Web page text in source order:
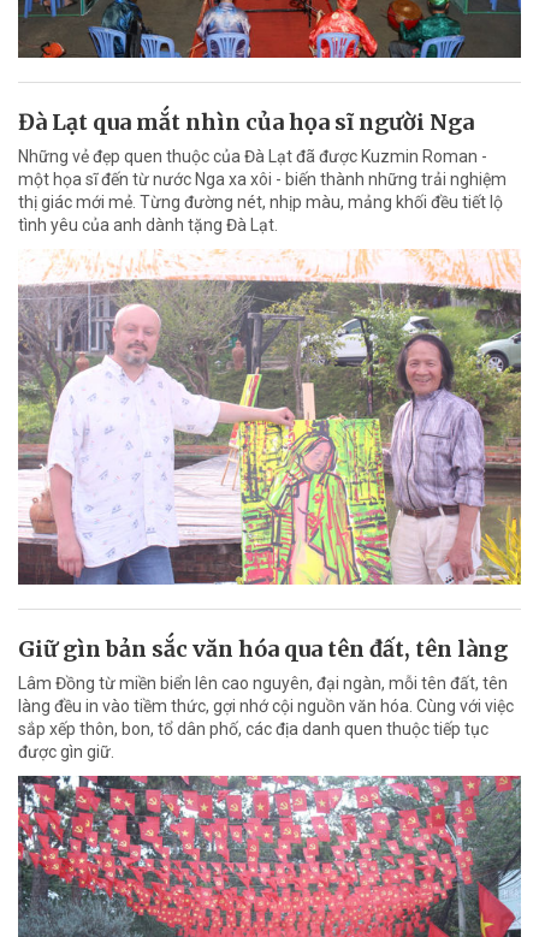
Đà Lạt qua mắt nhìn của họa sĩ người Nga
Những vẻ đẹp quen thuộc của Đà Lạt đã được Kuzmin Roman -
một họa sĩ đến từ nước Nga xa xôi - biến thành những trải nghiệm
thị giác mới mẻ. Từng đường nét, nhịp màu, mảng khối đều tiết lộ
tình yêu của anh dành tặng Đà Lạt.
Giữ gìn bản sắc văn hóa qua tên đất, tên làng
Lâm Đồng từ miền biển lên cao nguyên, đại ngàn, mỗi tên đất, tên
làng đều in vào tiềm thức, gợi nhớ cội nguồn văn hóa. Cùng với việc
sắp xếp thôn, bon, tổ dân phố, các địa danh quen thuộc tiếp tục
được gìn giữ.